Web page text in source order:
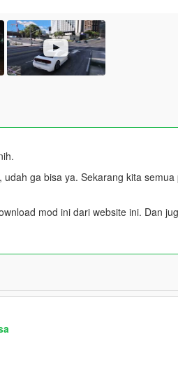
udah ga bisa ya. Sekarang kita
mod ini dari website ini. Dan